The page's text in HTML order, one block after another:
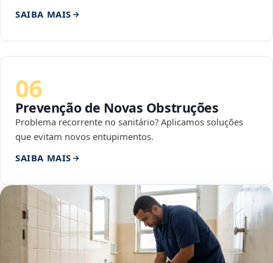
SAIBA MAIS
06
Prevenção de Novas Obstruções
Problema recorrente no sanitário? Aplicamos soluções
que evitam novos entupimentos.
SAIBA MAIS